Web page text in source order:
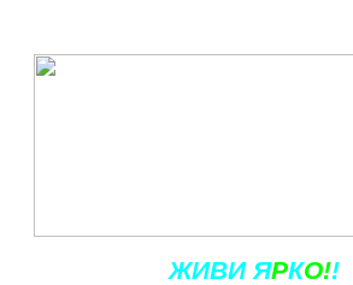
ЖИВИ ЯРКО!!